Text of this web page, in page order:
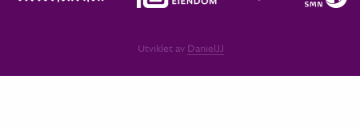
Utviklet av DanielJJ